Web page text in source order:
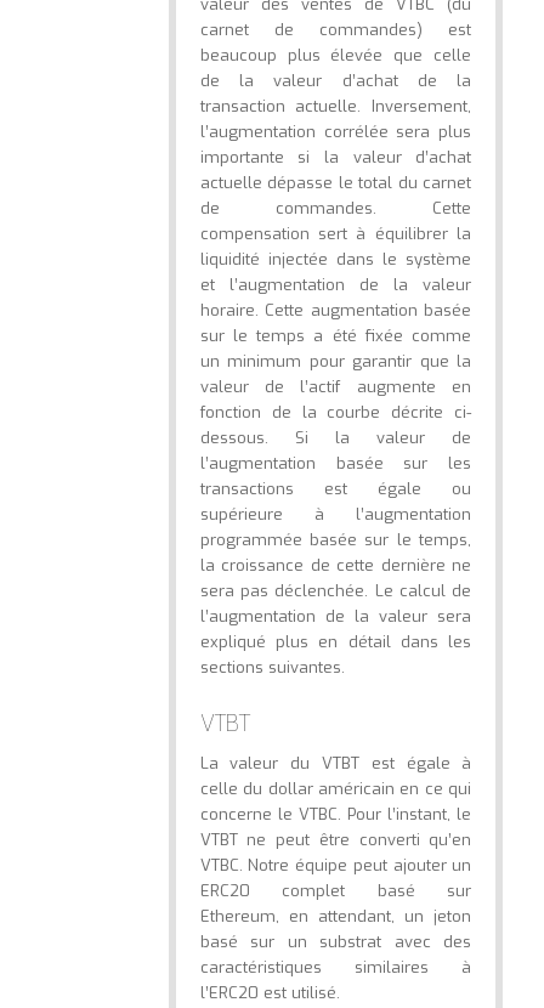
valeur des ventes de VTBC (du
carnet de commandes) est
beaucoup plus élevée que celle
de la valeur d’achat de la
transaction actuelle. Inversement,
l’augmentation corrélée sera plus
importante si la valeur d’achat
actuelle dépasse le total du carnet
de commandes. Cette
compensation sert à équilibrer la
liquidité injectée dans le système
et l’augmentation de la valeur
horaire. Cette augmentation basée
sur le temps a été fixée comme
un minimum pour garantir que la
valeur de l’actif augmente en
fonction de la courbe décrite ci-
dessous. Si la valeur de
l’augmentation basée sur les
transactions est égale ou
supérieure à l’augmentation
programmée basée sur le temps,
la croissance de cette dernière ne
sera pas déclenchée. Le calcul de
l’augmentation de la valeur sera
expliqué plus en détail dans les
sections suivantes.
VTBT
La valeur du VTBT est égale à
celle du dollar américain en ce qui
concerne le VTBC. Pour l’instant, le
VTBT ne peut être converti qu’en
VTBC. Notre équipe peut ajouter un
ERC20 complet basé sur
Ethereum, en attendant, un jeton
basé sur un substrat avec des
caractéristiques similaires à
l’ERC20 est utilisé.